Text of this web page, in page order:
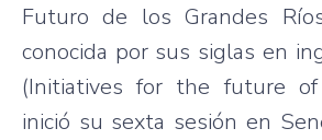
Futuro de los Grandes
conocida por sus siglas en
(Initiatives for the future of
inició su sexta sesión en